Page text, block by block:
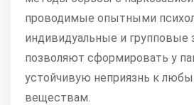
проводимые опытными
индивидуальные и групповые
позволяют сформировать у
устойчивую неприязнь к
веществам.